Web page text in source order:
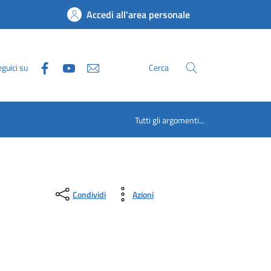
Accedi all'area personale
su Cerca
Tutti gli argomenti...
Condividi Azioni